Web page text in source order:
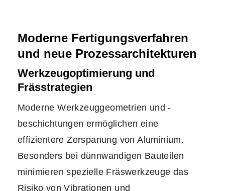
Moderne Fertigungsverfahren
und neue Prozessarchitekturen
Werkzeugoptimierung und
Frässtrategien
Moderne Werkzeuggeometrien und -
beschichtungen ermöglichen eine
effizientere Zerspanung von Aluminium.
Besonders bei dünnwandigen Bauteilen
minimieren spezielle Fräswerkzeuge das
Risiko von Vibrationen und